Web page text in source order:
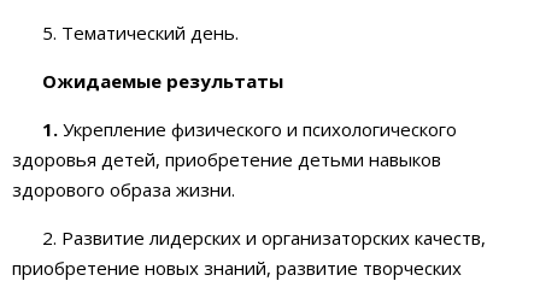
5. Тематический день.
Ожидаемые результаты
1. Укрепление физического и психологического
здоровья детей, приобретение детьми навыков
здорового образа жизни.
2. Развитие лидерских и организаторских качеств,
приобретение новых знаний, развитие творческих